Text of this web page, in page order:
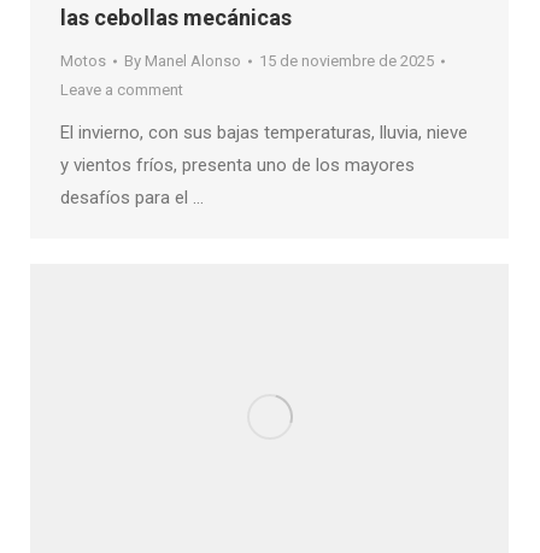
las cebollas mecánicas
Motos By Manel Alonso
15 de noviembre de 2025
Leave a comment
El invierno, con sus bajas temperaturas, lluvia, nieve
y vientos fríos, presenta uno de los mayores
desafíos para el …